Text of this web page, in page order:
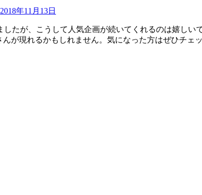
2018年11月13日
たが、こうして人気企画が続いてくれるのは嬉し
が現れるかもしれません。気になった方はぜひチェ